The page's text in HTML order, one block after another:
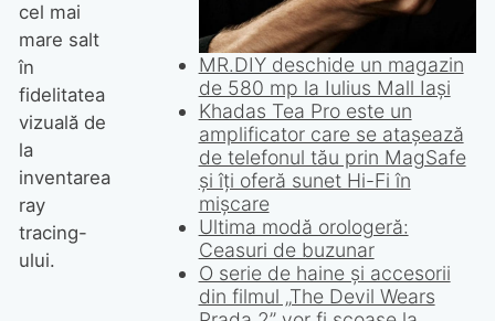
cel mai
mare salt
în
fidelitatea
vizuală de
la
inventarea
ray
tracing-
ului.
Jonathan Bailey este imaginea
parfumului „I Will”, noua esență
Giorgio Armani